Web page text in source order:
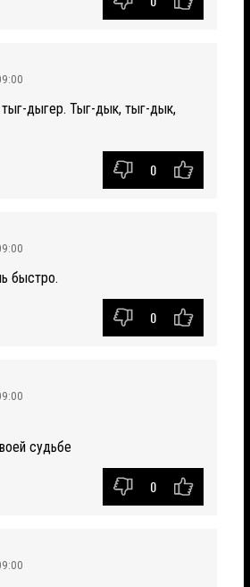
дыгер. Тыг-дык, тыг-дык,
0
быстро.
0
судьбе
0